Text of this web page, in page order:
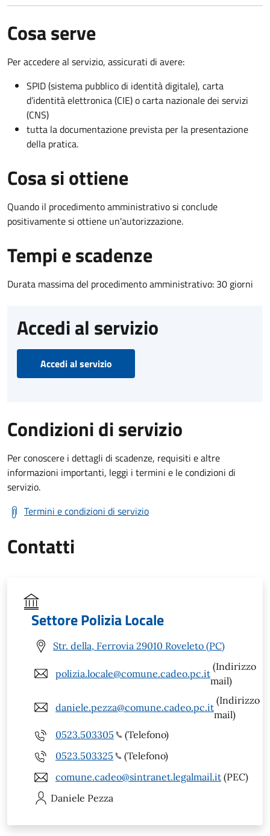
Cosa serve
Per accedere al servizio, assicurati di avere:
SPID (sistema pubblico di identità digitale), carta
d’identità elettronica (CIE) o carta nazionale dei servizi
(CNS)
tutta la documentazione prevista per la presentazione
della pratica.
Cosa si ottiene
Quando il procedimento amministrativo si conclude
positivamente si ottiene un'autorizzazione.
Tempi e scadenze
Durata massima del procedimento amministrativo: 30 giorni
Accedi al servizio
Accedi al servizio
Condizioni di servizio
Per conoscere i dettagli di scadenze, requisiti e altre
informazioni importanti, leggi i termini e le condizioni di
servizio.
Termini e condizioni di servizio
Contatti
Settore Polizia Locale
Str. della, Ferrovia 29010 Roveleto (PC)
polizia.locale@comune.cadeo.pc.it
(Indirizzo
mail)
daniele.pezza@comune.cadeo.pc.it
(Indirizzo
mail)
0523.503305
(Telefono)
0523.503325
(Telefono)
comune.cadeo@sintranet.legalmail.it (PEC)
Daniele Pezza